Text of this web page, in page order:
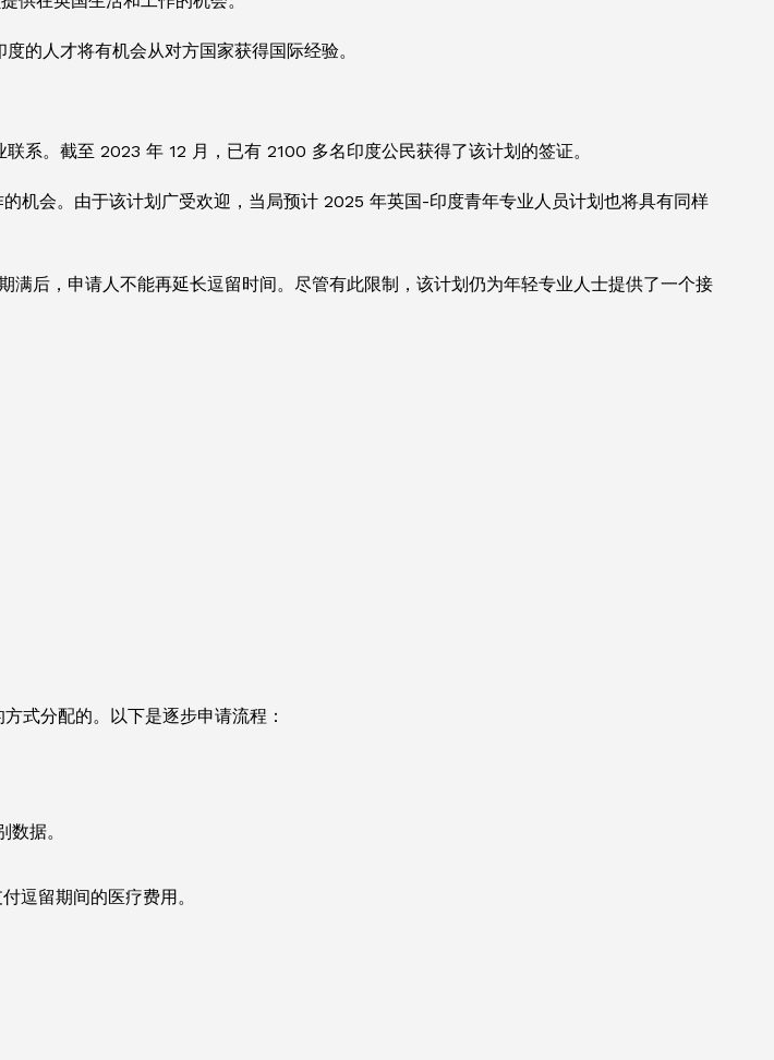
的人才将有机会从对方国家获得国际经验。
系。截至 2023 年 12 月，已有 2100 多名印度公民获得了该计划的签证。
机会。由于该计划广受欢迎，当局预计 2025 年英国-印度青年专业人员计划也将具有同样
后，申请人不能再延长逗留时间。尽管有此限制，该计划仍为年轻专业人士提供了一个接
式分配的。以下是逐步申请流程：
据。
逗留期间的医疗费用。